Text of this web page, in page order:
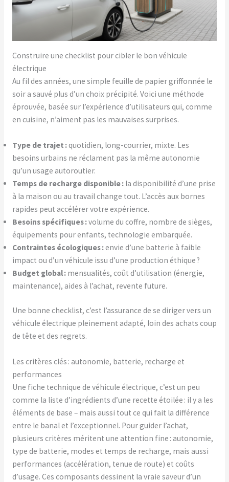
Construire une checklist pour cibler le bon véhicule
électrique
Au fil des années, une simple feuille de papier griffonnée le
soir a sauvé plus d’un choix précipité. Voici une méthode
éprouvée, basée sur l’expérience d’utilisateurs qui, comme
en cuisine, n’aiment pas les mauvaises surprises.
Type de trajet :quotidien, long-courrier, mixte. Les
besoins urbains ne réclament pas la même autonomie
qu’un usage autoroutier.
Temps de recharge disponible :la disponibilité d’une prise
à la maison ou au travail change tout. L’accès aux bornes
rapides peut accélérer votre expérience.
Besoins spécifiques :volume du coffre, nombre de sièges,
équipements pour enfants, technologie embarquée.
Contraintes écologiques :envie d’une batterie à faible
impact ou d’un véhicule issu d’une production éthique ?
Budget global :mensualités, coût d’utilisation (énergie,
maintenance), aides à l’achat, revente future.
Une bonne checklist, c’est l’assurance de se diriger vers un
véhicule électrique pleinement adapté, loin des achats coup
de tête et des regrets.
Les critères clés : autonomie, batterie, recharge et
performances
Une fiche technique de véhicule électrique, c’est un peu
comme la liste d’ingrédients d’une recette étoilée : il y a les
éléments de base – mais aussi tout ce qui fait la différence
entre le banal et l’exceptionnel. Pour guider l’achat,
plusieurs critères méritent une attention fine : autonomie,
type de batterie, modes et temps de recharge, mais aussi
performances (accélération, tenue de route) et coûts
d’usage. Ces composants dessinent la vraie saveur d’un